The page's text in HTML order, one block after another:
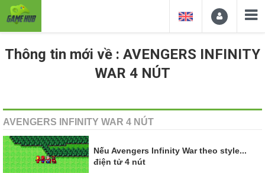
Thông tin mới về : AVENGERS INFINITY
WAR 4 NÚT
AVENGERS INFINITY WAR 4 NÚT
Nếu Avengers Infinity War theo style...
điện tử 4 nút